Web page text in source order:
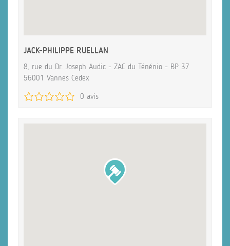
JACK-PHILIPPE RUELLAN
8, rue du Dr. Joseph Audic - ZAC du Ténénio - BP 37
56001 Vannes Cedex
0 avis